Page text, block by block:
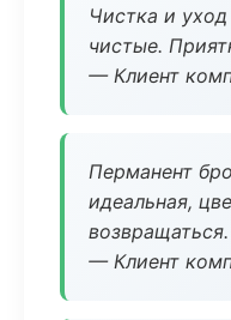
Чистка и
чистые.
— Клиент
Перманент
идеальная,
возвращаться.
— Клиент